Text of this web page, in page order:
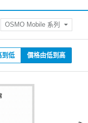
OSMO Mobile 系列
到低 價格由低到高